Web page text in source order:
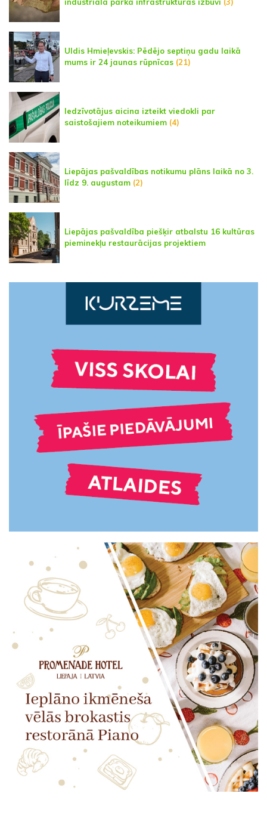
industriālā parka infrastruktūras izbūvi (3)
Uldis Hmieļevskis: Pēdējo septiņu gadu laikā
mums ir 24 jaunas rūpnīcas (21)
Iedzīvotājus aicina izteikt viedokli par
saistošajiem noteikumiem (4)
Liepājas pašvaldības notikumu plāns laikā no 3.
līdz 9. augustam (2)
Liepājas pašvaldība piešķir atbalstu 16 kultūras
pieminekļu restaurācijas projektiem